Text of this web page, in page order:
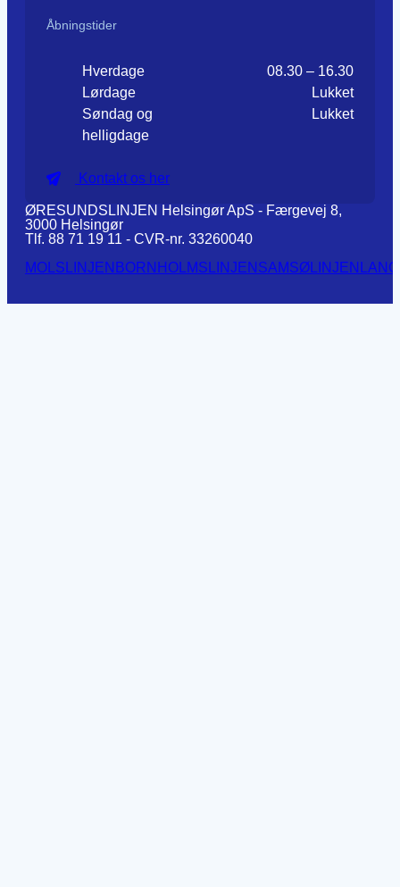
Åbningstider
Hverdage
08.30 – 16.30
Lørdage
Lukket
Søndag og
helligdage
Lukket
Kontakt os her
ØRESUNDSLINJEN Helsingør ApS - Færgevej 8,
3000 Helsingør
Tlf. 88 71 19 11 - CVR-nr. 33260040
MOLSLINJEN BORNHOLMSLINJEN SAMSØLINJEN